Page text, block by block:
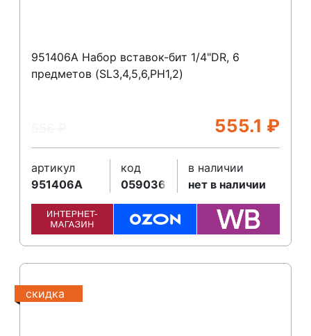
951406A Набор вставок-бит 1/4"DR, 6
предметов (SL3,4,5,6,PH1,2)
555.1 ₽
артикул
951406A
код
059036
в наличии
нет в наличии
скидка